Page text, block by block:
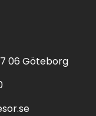
06 Göteborg